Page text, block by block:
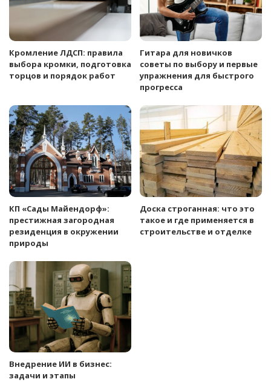
Кромление ЛДСП: правила
выбора кромки, подготовка
торцов и порядок работ
Гитара для новичков
советы по выбору и первые
упражнения для быстрого
прогресса
КП «Сады Майендорф»:
престижная загородная
резиденция в окружении
природы
Доска строганная: что это
такое и где применяется в
строительстве и отделке
Внедрение ИИ в бизнес:
задачи и этапы